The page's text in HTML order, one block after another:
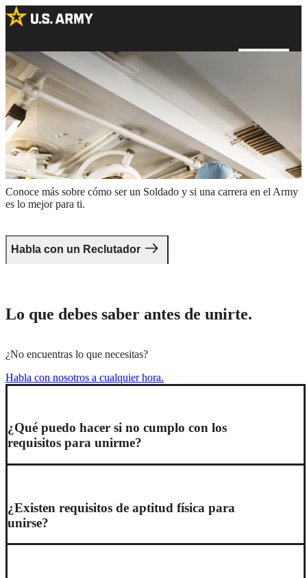
Da el primer paso.
Conoce más sobre cómo ser un Soldado y si una carrera en el Army
es lo mejor para ti.
Habla con un Reclutador
Dos cirujanos del Army preparándose para un procedimiento en un
quirófano
Lo que debes saber antes de unirte.
¿No encuentras lo que necesitas?
Habla con nosotros a cualquier hora.
¿Qué puedo hacer si no cumplo con los
requisitos para unirme?
¿Existen requisitos de aptitud física para
unirse?